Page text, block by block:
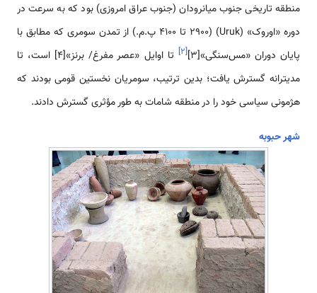
منطقه تاریخی جنوب میانرودان (جنوب عراق امروزی) بود که به سرعت در
دوره «اوروک» (Uruk) (۲۹۰۰ تا 4100 پ.م.) از تمدن سومری که مطابق با
پایان دوران «مس‌سنگی»[3]
[۲]
تا اوایل «عصر مفرغ/ برنز»[4] است، تا
مدیترانه گسترش یافت؛ بدین ترتیب، سومریان نخستین قومی بودند که
هژمونی سیاسی خود را در منطقه شامات به طور مؤثری گسترش د­ادند.
شهر حبوبه